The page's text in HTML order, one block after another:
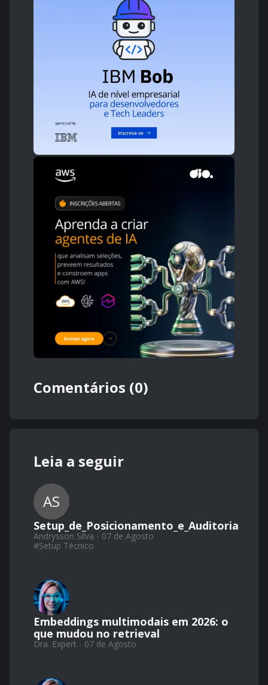
Comentários (0)
Leia a seguir
AS
Setup_de_Posicionamento_e_Auditoria
Andrysson Silva - 07 de Agosto
#Setup Técnico
Embeddings multimodais em 2026: o
que mudou no retrieval
Dra. Expert - 07 de Agosto